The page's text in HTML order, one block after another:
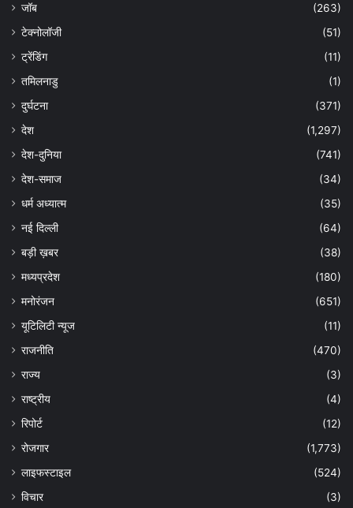
जॉब
(263)
टेक्नोलॉजी
(51)
ट्रेंडिंग
(11)
तमिलनाडु
(1)
दुर्घटना
(371)
देश
(1,297)
देश-दुनिया
(741)
देश-समाज
(34)
धर्म अध्यात्म
(35)
नई दिल्ली
(64)
बड़ी ख़बर
(38)
मध्यप्रदेश
(180)
मनोरंजन
(651)
यूटिलिटी न्यूज
(11)
राजनीति
(470)
राज्य
(3)
राष्ट्रीय
(4)
रिपोर्ट
(12)
रोजगार
(1,773)
लाइफस्टाइल
(524)
विचार
(3)